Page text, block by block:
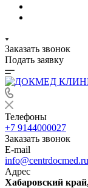
Заказать звонок
Подать заявку
Телефоны
+7 9144000027
Заказать звонок
E-mail
info@centrdocmed.ru
Адрес
Хабаровский